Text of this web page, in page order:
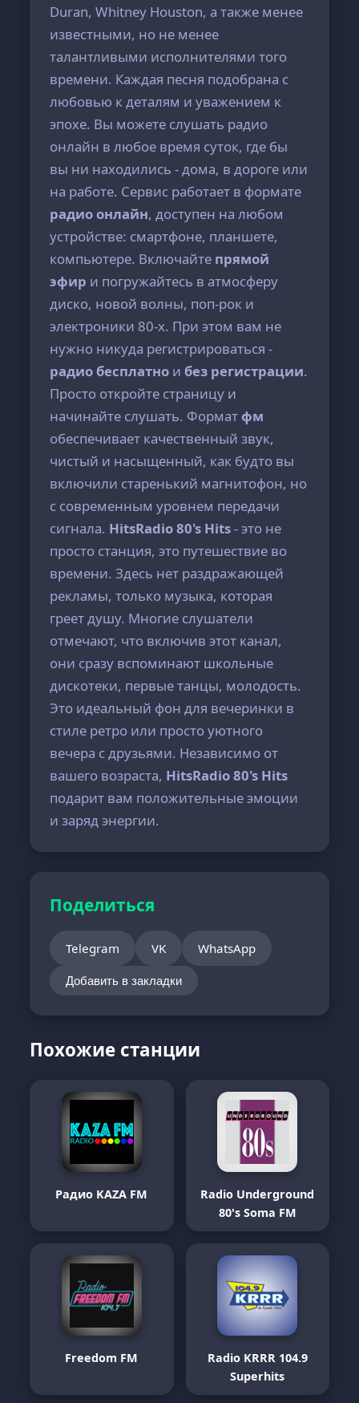
Duran, Whitney Houston, а также менее
известными, но не менее
талантливыми исполнителями того
времени. Каждая песня подобрана с
любовью к деталям и уважением к
эпохе. Вы можете слушать радио
онлайн в любое время суток, где бы
вы ни находились - дома, в дороге или
на работе. Сервис работает в формате
радио онлайн, доступен на любом
устройстве: смартфоне, планшете,
компьютере. Включайте прямой
эфир и погружайтесь в атмосферу
диско, новой волны, поп-рок и
электроники 80-х. При этом вам не
нужно никуда регистрироваться -
радио бесплатно ибез регистрации.
Просто откройте страницу и
начинайте слушать. Форматфм
обеспечивает качественный звук,
чистый и насыщенный, как будто вы
включили старенький магнитофон, но
с современным уровнем передачи
сигнала. HitsRadio 80's Hits- это не
просто станция, это путешествие во
времени. Здесь нет раздражающей
рекламы, только музыка, которая
греет душу. Многие слушатели
отмечают, что включив этот канал,
они сразу вспоминают школьные
дискотеки, первые танцы, молодость.
Это идеальный фон для вечеринки в
стиле ретро или просто уютного
вечера с друзьями. Независимо от
вашего возраста, HitsRadio 80's Hits
подарит вам положительные эмоции
и заряд энергии.
Поделиться
Telegram VK WhatsApp
Добавить в закладки
Похожие станции
Радио KAZA FM
Radio Underground
80's Soma FM
Freedom FM
Radio KRRR 104.9
Superhits